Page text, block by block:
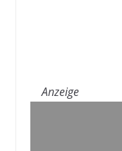
Anzeige